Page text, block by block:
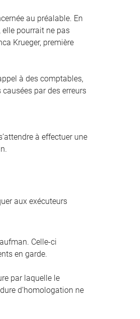
au préalable. En
elle pourrait ne pas
Krueger, première
à des comptables,
par des erreurs
à effectuer une
aux exécuteurs
Celle-ci
en garde.
par laquelle le
d’homologation ne